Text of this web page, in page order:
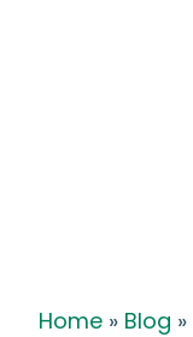
Home » Blog »